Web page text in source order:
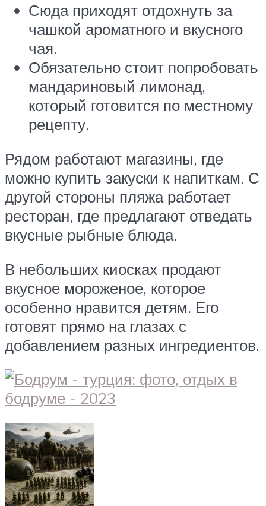
Сюда приходят отдохнуть за
чашкой ароматного и вкусного
чая.
Обязательно стоит попробовать
мандариновый лимонад,
который готовится по местному
рецепту.
Рядом работают магазины, где
можно купить закуски к напиткам. С
другой стороны пляжа работает
ресторан, где предлагают отведать
вкусные рыбные блюда.
В небольших киосках продают
вкусное мороженое, которое
особенно нравится детям. Его
готовят прямо на глазах с
добавлением разных ингредиентов.